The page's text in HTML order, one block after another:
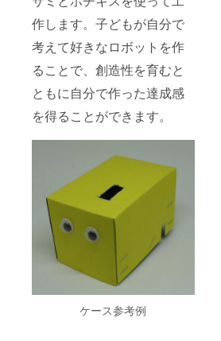
作します。子どもが自分で
考えて好きなロボットを作
ることで、創造性を育むと
ともに自分で作った達成感
を得ることができます。
ケース参考例